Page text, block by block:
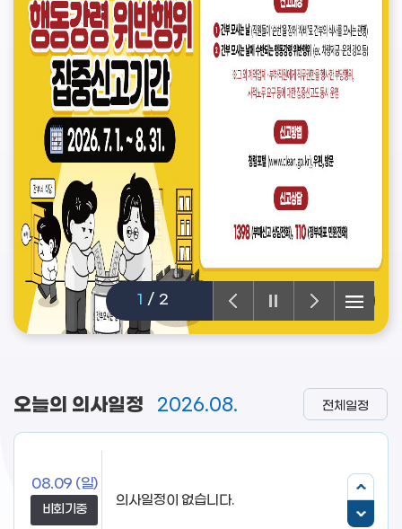
1 / 2
오늘의 의사일정 2026.08.
08.09 (일)
비회기중
의사일정이 없습니다.
전체일정